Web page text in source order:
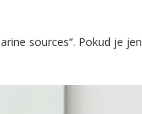
sources“. Pokud je